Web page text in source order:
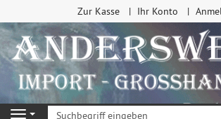
Zur Kasse Ihr Konto
Navigation